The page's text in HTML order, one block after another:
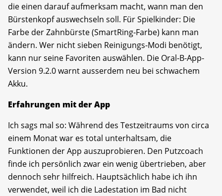
die einen darauf aufmerksam macht, wann man den
Bürstenkopf auswechseln soll. Für Spielkinder: Die
Farbe der Zahnbürste (SmartRing-Farbe) kann man
ändern. Wer nicht sieben Reinigungs-Modi benötigt,
kann nur seine Favoriten auswählen. Die Oral-B-App-
Version 9.2.0 warnt ausserdem neu bei schwachem
Akku.
Erfahrungen mit der App
Ich sags mal so: Während des Testzeitraums von circa
einem Monat war es total unterhaltsam, die
Funktionen der App auszuprobieren. Den Putzcoach
finde ich persönlich zwar ein wenig übertrieben, aber
dennoch sehr hilfreich. Hauptsächlich habe ich ihn
verwendet, weil ich die Ladestation im Bad nicht